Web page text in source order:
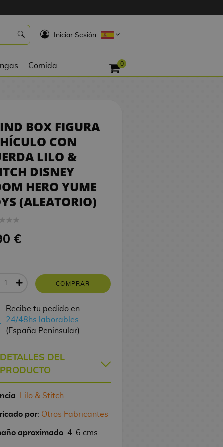
K Iniciar Sesión
Comida 0
BOX FIGURA
CON
LILO &
DISNEY
HERO YUME
(ALEATORIO)
€
COMPRAR
Recibe tu pedido en
24/48hs laborables
(España Peninsular)
DETALLES DEL
PRODUCTO
: Lilo & Stitch
por: Otros Fabricantes
aproximado: 4-6 cms
9,90 € COMPRAR